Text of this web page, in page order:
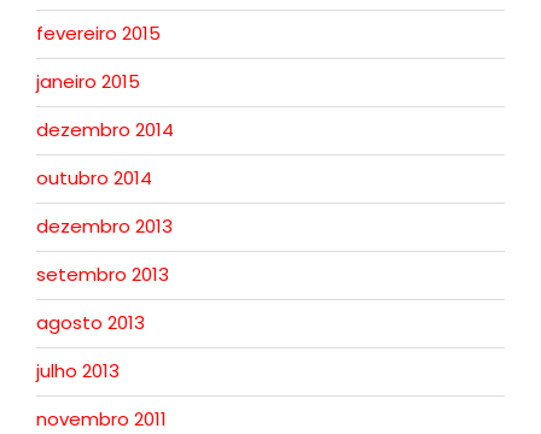
fevereiro 2015
janeiro 2015
dezembro 2014
outubro 2014
dezembro 2013
setembro 2013
agosto 2013
julho 2013
novembro 2011